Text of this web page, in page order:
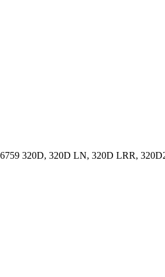
320D, 320D LN, 320D LRR,